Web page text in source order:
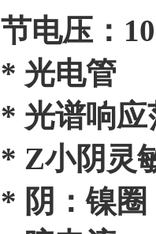
节电压：
* 光电管
* 光谱响应
* Z小阴灵
* 阴：镍圈